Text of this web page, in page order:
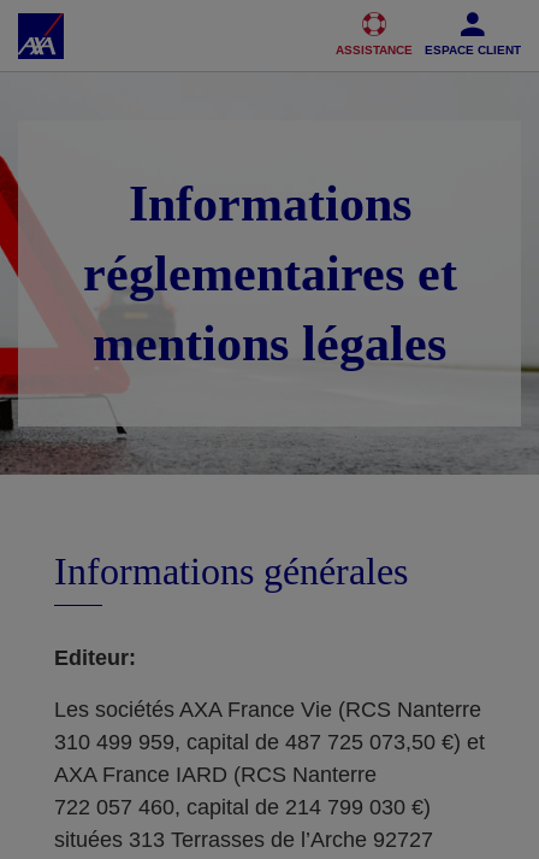
Accéder au Contenu Accéder au Pied de page
ASSISTANCE ESPACE CLIENT
Informations
réglementaires et
mentions légales
Informations générales
Editeur:
Les sociétés AXA France Vie (RCS Nanterre
310 499 959, capital de 487 725 073,50 €) et
AXA France IARD (RCS Nanterre
722 057 460, capital de 214 799 030 €)
situées 313 Terrasses de l’Arche 92727